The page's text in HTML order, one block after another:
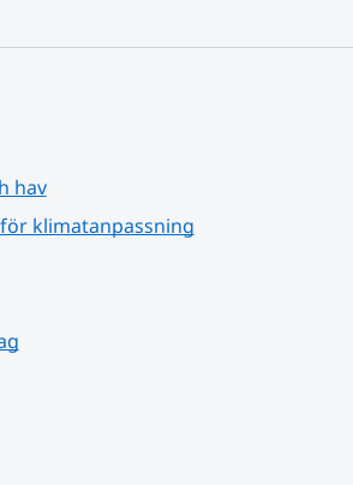
hav
klimatanpassning